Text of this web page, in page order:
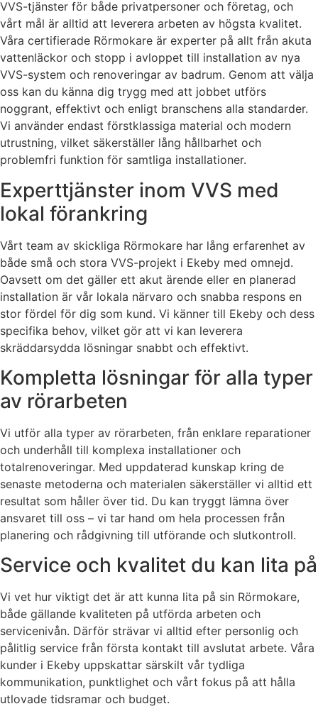
VVS-tjänster för både privatpersoner och företag, och
vårt mål är alltid att leverera arbeten av högsta kvalitet.
Våra certifierade Rörmokare är experter på allt från akuta
vattenläckor och stopp i avloppet till installation av nya
VVS-system och renoveringar av badrum. Genom att välja
oss kan du känna dig trygg med att jobbet utförs
noggrant, effektivt och enligt branschens alla standarder.
Vi använder endast förstklassiga material och modern
utrustning, vilket säkerställer lång hållbarhet och
problemfri funktion för samtliga installationer.
Experttjänster inom VVS med
lokal förankring
Vårt team av skickliga Rörmokare har lång erfarenhet av
både små och stora VVS-projekt i Ekeby med omnejd.
Oavsett om det gäller ett akut ärende eller en planerad
installation är vår lokala närvaro och snabba respons en
stor fördel för dig som kund. Vi känner till Ekeby och dess
specifika behov, vilket gör att vi kan leverera
skräddarsydda lösningar snabbt och effektivt.
Kompletta lösningar för alla typer
av rörarbeten
Vi utför alla typer av rörarbeten, från enklare reparationer
och underhåll till komplexa installationer och
totalrenoveringar. Med uppdaterad kunskap kring de
senaste metoderna och materialen säkerställer vi alltid ett
resultat som håller över tid. Du kan tryggt lämna över
ansvaret till oss – vi tar hand om hela processen från
planering och rådgivning till utförande och slutkontroll.
Service och kvalitet du kan lita på
Vi vet hur viktigt det är att kunna lita på sin Rörmokare,
både gällande kvaliteten på utförda arbeten och
servicenivån. Därför strävar vi alltid efter personlig och
pålitlig service från första kontakt till avslutat arbete. Våra
kunder i Ekeby uppskattar särskilt vår tydliga
kommunikation, punktlighet och vårt fokus på att hålla
utlovade tidsramar och budget.